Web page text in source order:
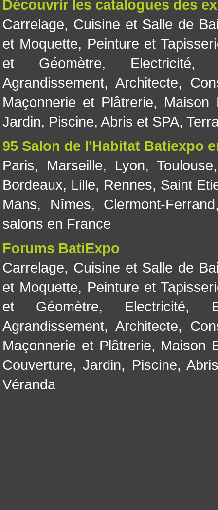
Découvrir les catalogues des
Carrelage, Cuisine et Salle de
et Moquette, Peinture et
et Géomètre, Electricité
Agrandissement, Architecte,
Maçonnerie et Plâtrerie, Maison
Jardin, Piscine, Abris et SPA,
95 Salon de l'Habitat Batiexpo
Paris, Marseille, Lyon, Toulouse
Bordeaux, Lille, Rennes, Saint
Mans, Nîmes, Clermont-Ferrand
salons en France
Forums BatiExpo
Carrelage, Cuisine et Salle de
et Moquette, Peinture et
et Géomètre, Electricité,
Agrandissement, Architecte,
Maçonnerie et Plâtrerie, Maison
Couverture,Jardin, Piscine,
Véranda